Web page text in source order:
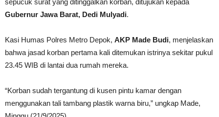
Gubernur Jawa Barat, Dedi Mulyadi.
Kasi Humas Polres Metro Depok, AKP Made Budi, menjelaskan
bahwa jasad korban pertama kali ditemukan istrinya sekitar pukul
23.45 WIB di lantai dua rumah mereka.
“Korban sudah tergantung di kusen pintu kamar dengan
menggunakan tali tambang plastik warna biru,” ungkap Made,